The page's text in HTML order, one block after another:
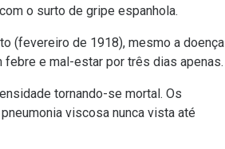
o surto de gripe espanhola.
(fevereiro de 1918), mesmo a doença
e mal-estar por três dias apenas.
tornando-se mortal. Os
viscosa nunca vista até